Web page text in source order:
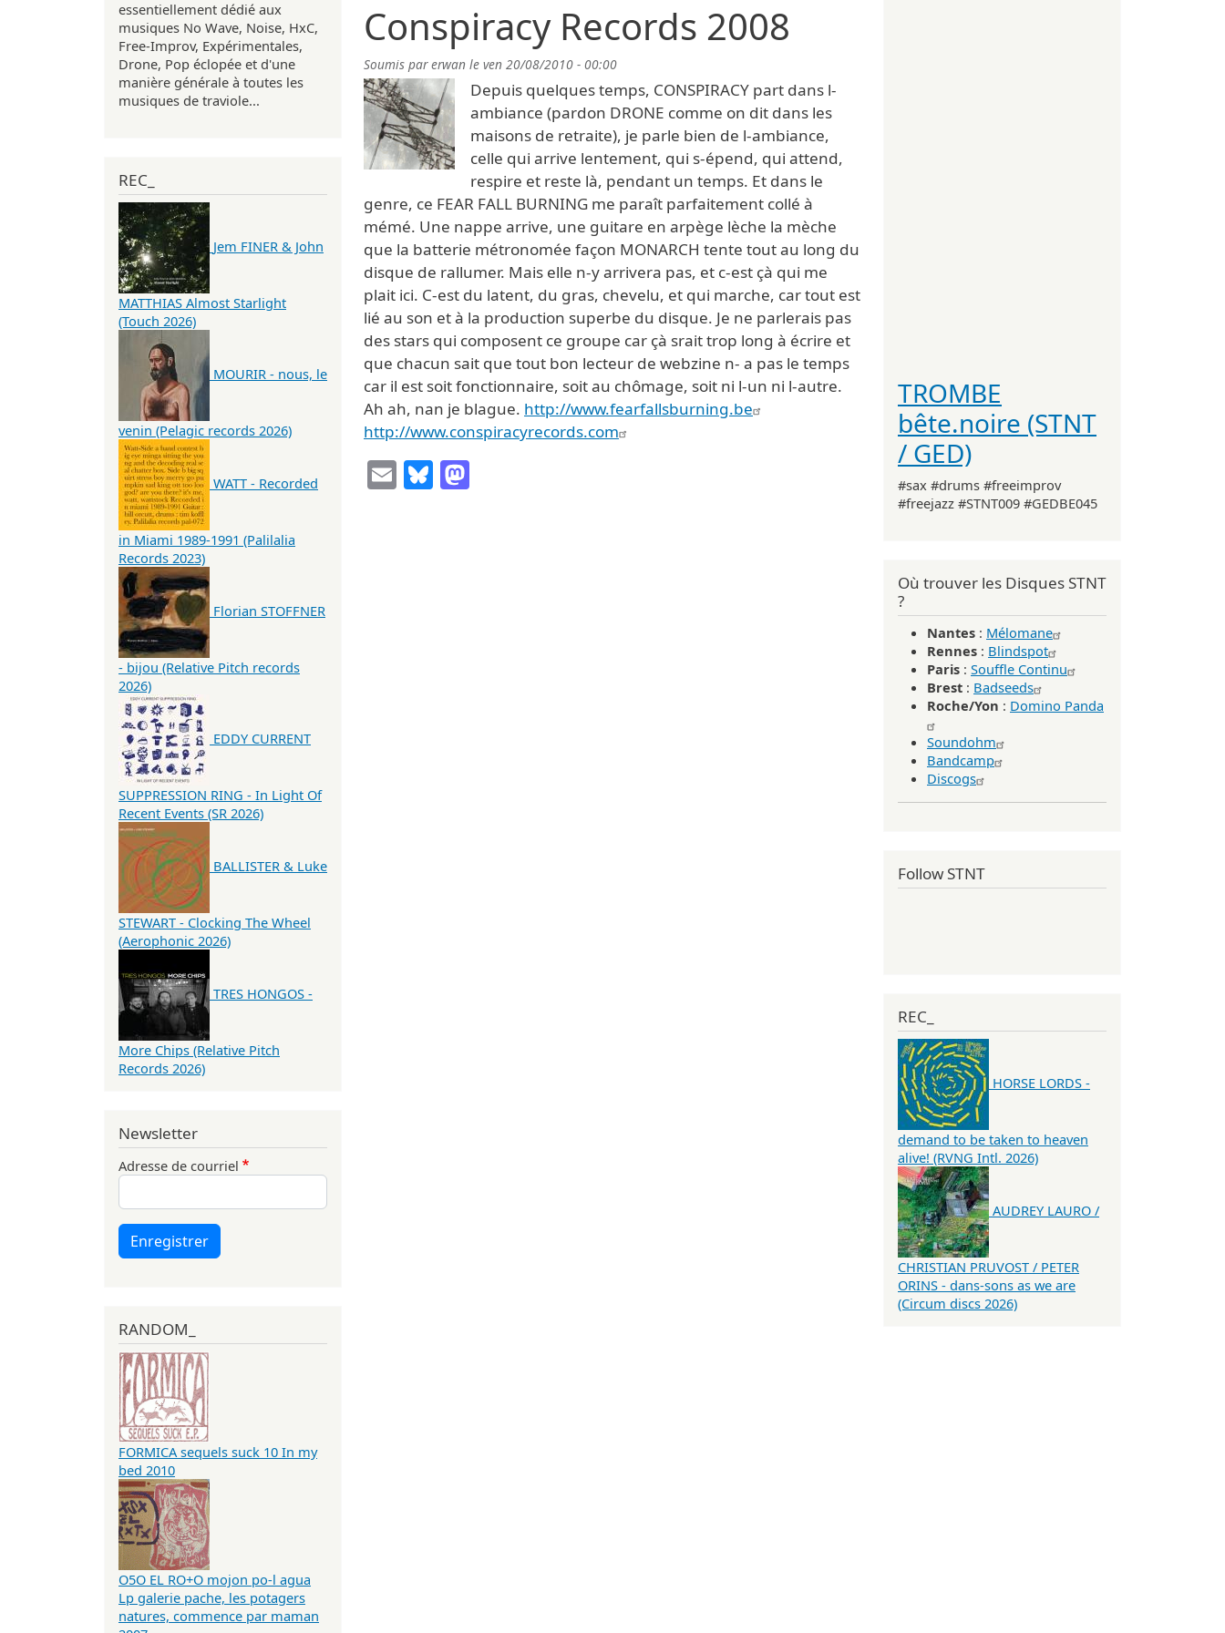
Conspiracy Records 2008
Soumis parerwan le ven 20/08/2010 - 00:00
Depuis quelques temps, CONSPIRACY part dans l-
ambiance (pardon DRONE comme on dit dans les
maisons de retraite), je parle bien de l-ambiance,
celle qui arrive lentement, qui s-épend, qui attend,
respire et reste là, pendant un temps. Et dans le
genre, ce FEAR FALL BURNING me paraît parfaitement collé à
mémé. Une nappe arrive, une guitare en arpège lèche la mèche
que la batterie métronomée façon MONARCH tente tout au long du
disque de rallumer. Mais elle n-y arrivera pas, et c-est çà qui me
plait ici. C-est du latent, du gras, chevelu, et qui marche, car tout est
lié au son et à la production superbe du disque. Je ne parlerais pas
des stars qui composent ce groupe car çà srait trop long à écrire et
que chacun sait que tout bon lecteur de webzine n- a pas le temps
car il est soit fonctionnaire, soit au chômage, soit ni l-un ni l-autre.
Ah ah, nan je blague. http://www.fearfallsburning.be
http://www.conspiracyrecords.com
EmailBluesky
essentiellement dédié aux
musiques No Wave, Noise, HxC,
Free-Improv, Expérimentales,
Drone, Pop éclopée et d'une
manière générale à toutes les
musiques de traviole...
REC_
Jem FINER & John
MATTHIAS Almost Starlight
(Touch 2026)
MOURIR - nous, le
venin (Pelagic records 2026)
WATT - Recorded
in Miami 1989-1991 (Palilalia
Records 2023)
Florian STOFFNER
- bijou (Relative Pitch records
2026)
EDDY CURRENT
SUPPRESSION RING - In Light Of
Recent Events (SR 2026)
BALLISTER & Luke
STEWART - Clocking The Wheel
(Aerophonic 2026)
TRES HONGOS -
More Chips (Relative Pitch
Records 2026)
Newsletter
Adresse de courriel
Enregistrer
RANDOM_
FORMICA sequels suck 10 In my
bed 2010
O5O EL RO+O mojon po-l agua
Lp galerie pache, les potagers
natures, commence par maman
TROMBE
bête.noire (STNT
/ GED)
#sax #drums #freeimprov
#freejazz #STNT009 #GEDBE045
Où trouver les Disques STNT
?
Nantes : Mélomane
Rennes : Blindspot
Paris : Souffle Continu
Brest : Badseeds
Roche/Yon : Domino Panda
Soundohm
Bandcamp
Discogs
Follow STNT
REC_
HORSE LORDS -
demand to be taken to heaven
alive! (RVNG Intl. 2026)
AUDREY LAURO /
CHRISTIAN PRUVOST / PETER
ORINS - dans-sons as we are
(Circum discs 2026)